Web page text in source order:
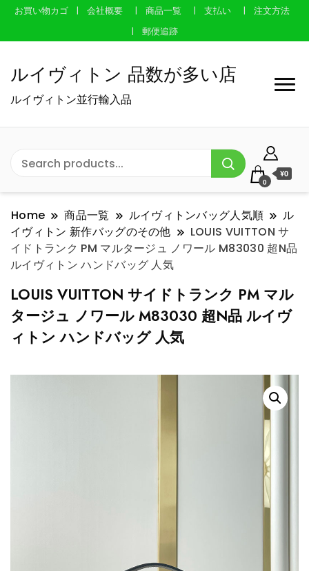
お買い物カゴ 会社概要 商品一覧 支払い
注文方法
郵便追跡
ルイヴィトン 品数が多い店
ルイヴィトン並行輸入品
0
¥0
Home 商品一覧 ルイヴィトンバッグ人気順
ル
イヴィトン 新作バッグのその他
LOUIS VUITTON サ
イドトランク PM マルタージュ ノワール M83030 超N品
ルイヴィトン ハンドバッグ 人気
LOUIS VUITTON サイドトランク PM マル
タージュ ノワール M83030 超N品 ルイヴ
ィトン ハンドバッグ 人気